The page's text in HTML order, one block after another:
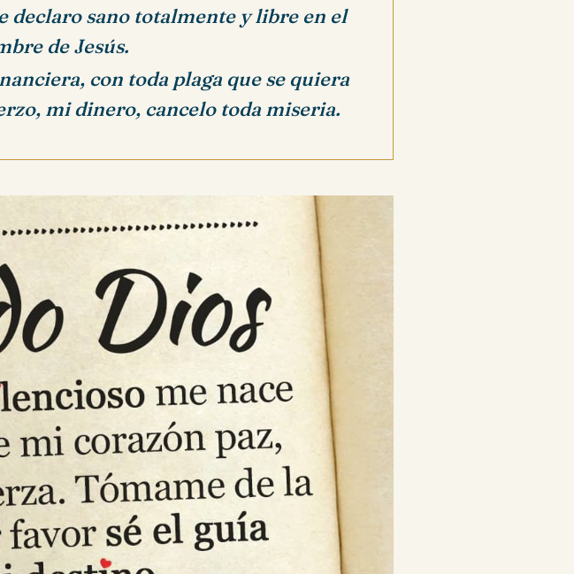
declaro sano totalmente y libre en el
de Jesús.
con toda plaga que se quiera
mi dinero, cancelo toda miseria.